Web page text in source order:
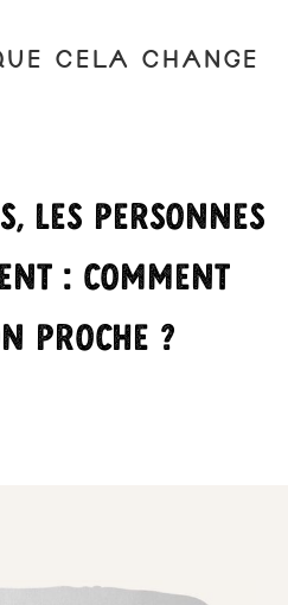
cela change
les personnes
: Comment
proche ?